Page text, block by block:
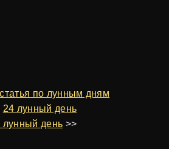
по лунным дням
24 лунный день
лунный день >>